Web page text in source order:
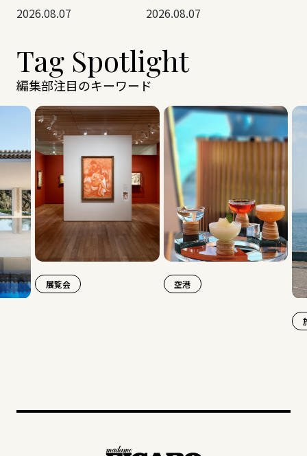
2026.08.07 2026.08.07
Tag Spotlight
編集部注目のキーワード
展覧会 空港
旅